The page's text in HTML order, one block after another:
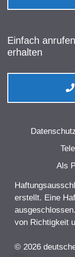
Einfach
erhalten
Als
erstellt. Eine
von Richtigkeit
© 2026